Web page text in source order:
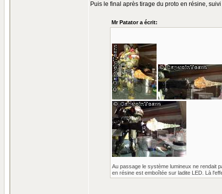
Puis le final après tirage du proto en résine,
Mr Patator a écrit:
Au passage le système lumineux ne rendait
en résine est emboîtée sur ladite LED. Là